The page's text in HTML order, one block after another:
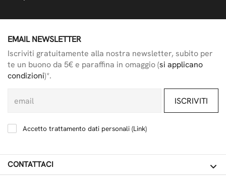
EMAIL NEWSLETTER
Iscriviti gratuitamente alla nostra newsletter, subito per
te un buono da 5€ e paraffina in omaggio (si applicano
condizioni)*.
ISCRIVITI
Accetto trattamento dati personali (Link)
CONTATTACI